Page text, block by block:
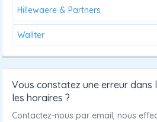
Hillewaere & Partners
Wallter
Vous constatez une erreur dans
les horaires ?
Contactez-nous par email, nous